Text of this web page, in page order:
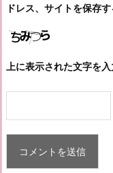
ドレス、サイトを保存す
上に表示された文字を